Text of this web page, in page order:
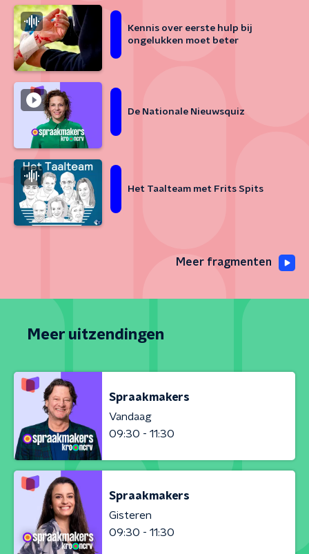
Kennis over eerste hulp bij
ongelukken moet beter
De Nationale Nieuwsquiz
Het Taalteam met Frits Spits
Meer fragmenten
Meer uitzendingen
Spraakmakers
Vandaag
09:30 - 11:30
Spraakmakers
Gisteren
09:30 - 11:30